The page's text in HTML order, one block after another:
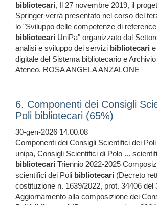
bibliotecari, Il 27 novembre 2019, il
Springer verrà presentato nel corso del
lo "Sviluppo delle competenze di
bibliotecari UniPa" organizzato dal
analisi e sviluppo dei servizi bibliotecari
digitale del Sistema bibliotecario e
Ateneo. ROSA ANGELA ANZALONE
6. Componenti dei Consigli
Poli bibliotecari (65%)
30-gen-2026 14.00.08
Componenti dei Consigli Scientifici dei Poli
unipa, Consigli Scientifici di Polo ...
bibliotecari Triennio 2022-2025
scientifici dei Poli bibliotecari (Decreto
costituzione n. 1639/2022, prot. 34406 del
Aggiornamento alla composizione dei